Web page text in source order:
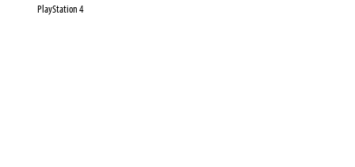
PlayStation 4